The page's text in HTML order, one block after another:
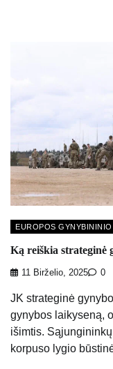
EUROPOS
Ką reiškia strateginė
11 Birželio, 2025 0
JK strateginė
gynybos laikyseną,
išimtis.
korpuso lygio